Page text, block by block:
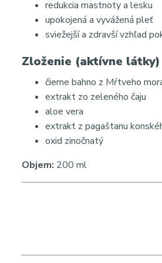
redukcia mastnoty a lesku
upokojená a vyvážená pleť
sviežejší a zdravší vzhľad
Zloženie (aktívne látky)
čierne bahno z Mŕtveho
extrakt zo zeleného čaju
aloe vera
extrakt z pagaštanu
oxid zinočnatý
Objem: 200 ml